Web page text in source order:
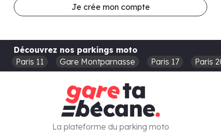
Je crée mon compte
Découvrez nos parkings moto
Paris 11
Gare Montparnasse Paris 17 Paris
La plateforme du parking moto